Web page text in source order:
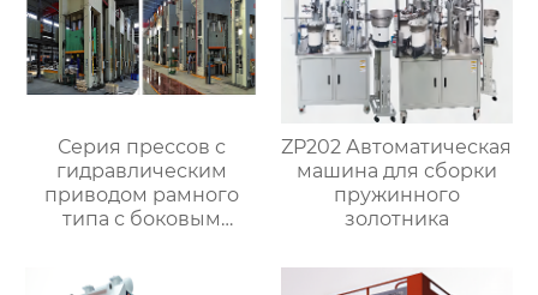
Серия прессов с
гидравлическим
приводом рамного
типа с боковым
ZP202 Автоматическая
машина для сборки
пружинного
золотника